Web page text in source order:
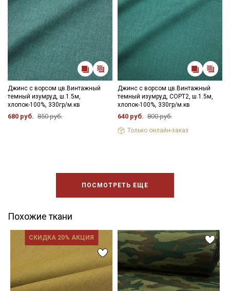
Джинс с ворсом цв.Винтажный
темный изумруд, ш.1.5м,
хлопок-100%, 330гр/м.кв
680 руб. 850 руб.
Джинс с ворсом цв.Винтажный
темный изумруд, СОРТ2, ш.1.5м,
хлопок-100%, 330гр/м.кв
640 руб. 800 руб.
Только онлайн-заказ
ПОСМОТРЕТЬ ЕЩЕ
Похожие ткани
СКИДКА 20% АКЦИЯ